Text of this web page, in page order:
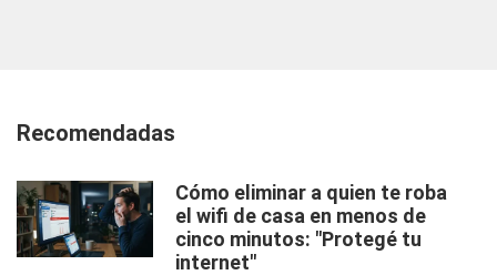
Recomendadas
Cómo eliminar a quien te roba
el wifi de casa en menos de
cinco minutos: "Protegé tu
internet"